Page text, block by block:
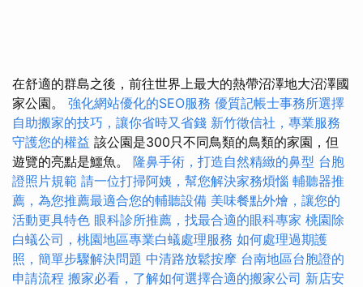
在舒適的群島之後，前往世界上最大的熱帶沼澤地大沼澤國
家公園。 強化網站優化的SEO服務 優質記帳士事務所選擇
自助搬家的技巧，讓你省時又省錢 新竹徵信社，專業服務
守護您的權益 該公園是300只不同鳥類的鳥類的家園，但
遊覽的亮點是鱷魚。 隆鼻手術，打造自然精緻的鼻型 台胞
證照片規範 請一位打掃阿姨，幫您解決家務煩惱 輔聽器推
薦，為您推薦最適合您的輔聽設備 美味餐點外燴，讓您的
活動更具特色 眼科診所推薦，找最合適的眼科專家 桃園除
白蟻公司，桃園地區專業白蟻處理服務 如何處理過期護
照，簡單步驟解決問題 中清路放鬆按摩 台南地區台胞證的
申請流程 搬家必看，了解如何選擇合適的搬家公司 新店安